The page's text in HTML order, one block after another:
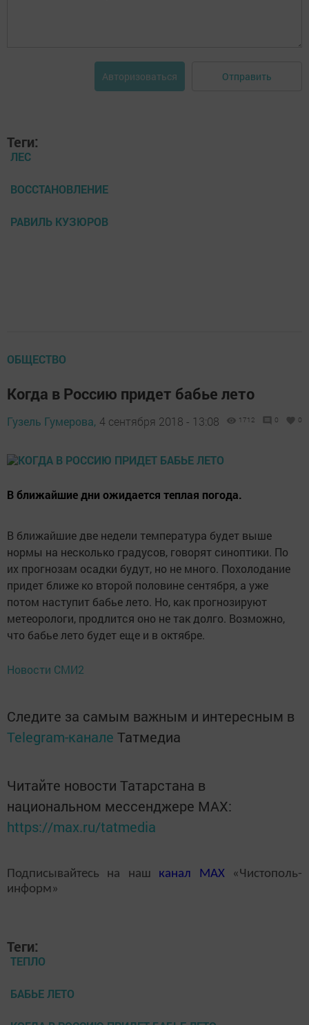
Авторизоваться Отправить
Теги:
ЛЕС
ВОССТАНОВЛЕНИЕ
РАВИЛЬ КУЗЮРОВ
ОБЩЕСТВО
Когда в Россию придет бабье лето
Гузель Гумерова, 4 сентября 2018 - 13:08 1712 0 0
В ближайшие дни ожидается теплая погода.
В ближайшие две недели температура будет выше
нормы на несколько градусов, говорят синоптики. По
их прогнозам осадки будут, но не много. Похолодание
придет ближе ко второй половине сентября, а уже
потом наступит бабье лето. Но, как прогнозируют
метеорологи, продлится оно не так долго. Возможно,
что бабье лето будет еще и в октябре.
Новости СМИ2
Следите за самым важным и интересным в
Telegram-канале Татмедиа
Читайте новости Татарстана в
национальном мессенджере MАХ:
https://max.ru/tatmedia
Подписывайтесь на наш канал MAX«Чистополь-
информ»
Теги:
ТЕПЛО
БАБЬЕ ЛЕТО